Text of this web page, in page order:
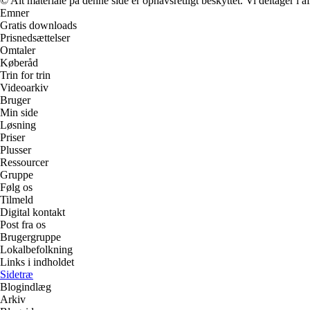
Emner
Gratis downloads
Prisnedsættelser
Omtaler
Køberåd
Trin for trin
Videoarkiv
Bruger
Min side
Løsning
Priser
Plusser
Ressourcer
Gruppe
Følg os
Tilmeld
Digital kontakt
Post fra os
Brugergruppe
Lokalbefolkning
Links i indholdet
Sidetræ
Blogindlæg
Arkiv